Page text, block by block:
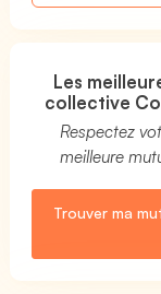
Les
collective
Respectez
meilleure
Trouver ma